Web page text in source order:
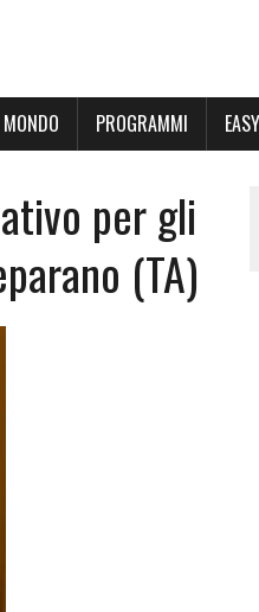
MONDO PROGRAMMI
per gli
(TA)